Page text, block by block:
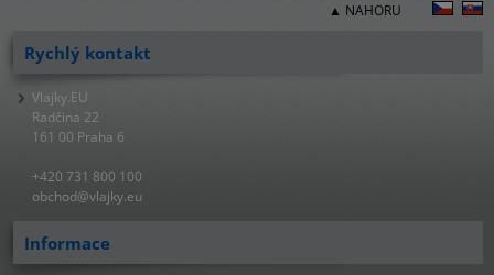
▲ NAHORU
Rychlý kontakt
Vlajky.EU
Radčina 22
161 00 Praha 6
+420 731 800 100
obchod@vlajky.eu
Informace